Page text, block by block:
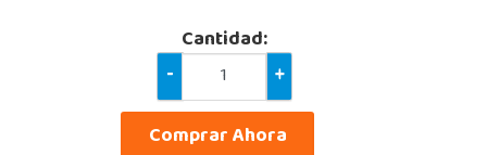
Cantidad:
-
+
Comprar Ahora